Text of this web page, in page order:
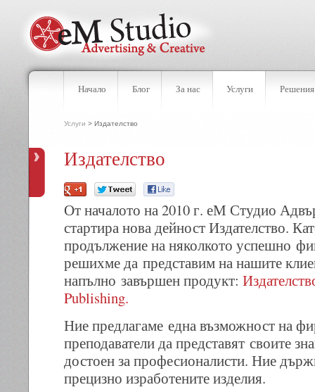
Начало Блог За нас Услуги Решения
Услуги > Издателство
Издателство
От началото на 2010 г. еМ Студио
стартира нова дейност Издателство.
продължение на няколкото успешно
решихме да представим на нашите
напълно завършен продукт:
Publishing.
Ние предлагаме една възможност на
преподаватели да представят своите
достоен за професионалисти. Ние
прецизно изработените изделия.